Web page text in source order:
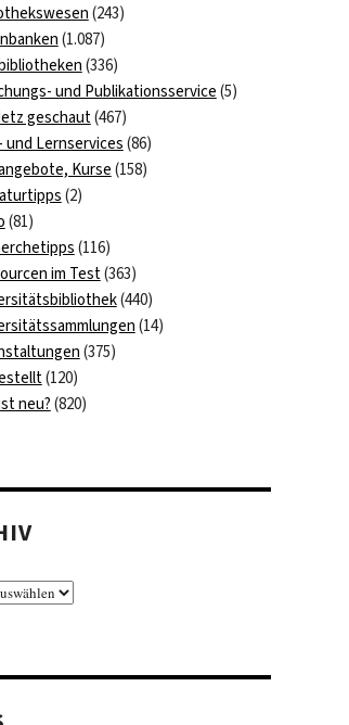
(243)
(1.087)
(336)
und Publikationsservice (5)
geschaut(467)
und Lernservices (86)
Kurse(158)
(2)
(81)
(116)
im Test(363)
(440)
(14)
(375)
(120)
neu? (820)